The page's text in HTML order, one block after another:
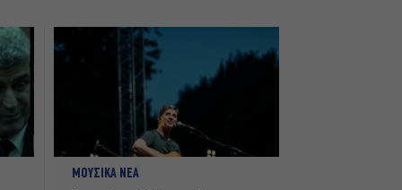
ΜΟΥΣΙΚΑ ΝΕΑ